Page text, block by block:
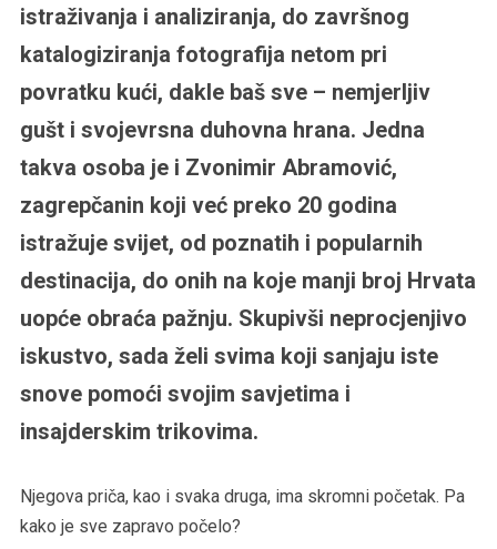
istraživanja i analiziranja, do završnog
katalogiziranja fotografija netom pri
povratku kući, dakle baš sve – nemjerljiv
gušt i svojevrsna duhovna hrana. Jedna
takva osoba je i Zvonimir Abramović,
zagrepčanin koji već preko 20 godina
istražuje svijet, od poznatih i popularnih
destinacija, do onih na koje manji broj Hrvata
uopće obraća pažnju. Skupivši neprocjenjivo
iskustvo, sada želi svima koji sanjaju iste
snove pomoći svojim savjetima i
insajderskim trikovima.
Njegova priča, kao i svaka druga, ima skromni početak. Pa
kako je sve zapravo počelo?